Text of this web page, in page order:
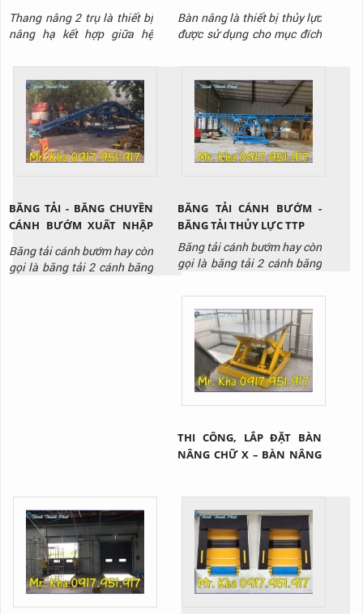
THANG NÂNG CÔNG
NGHIỆP
Thang nâng 2 trụ là thiết bị
nâng hạ kết hợp giữa hệ
cáp kéo để nâng hạ hàng
hóa, trang thiết bị lên cao
tại nhà máy, kho bãi, công
trình xây dựng,...
BÀN NÂNG HÀNG VIỆT
NAM
Bàn nâng là thiết bị thủy lực
được sử dụng cho mục đích
nhà kho, phân xưởng. Bàn
nâng được thiết kế đa dạng
với nhiều loại tải trọng,
chiều cao nâng để phù hợp
với nhiều mục đích sử dụng
khác nhau.
BĂNG TẢI - BĂNG CHUYỀN
CÁNH BƯỚM XUẤT NHẬP
HÀNG THỊNH THÀNH PHÁT
01
Băng tải cánh bướm hay còn
gọi là băng tải 2 cánh băng
BĂNG TẢI CÁNH BƯỚM -
BĂNG TẢI THỦY LỰC TTP
Băng tải cánh bướm hay còn
gọi là băng tải 2 cánh băng
hạ xuống một cách dễ dàng
nhờ vào hệ thống thủy lực
THI CÔNG, LẮP ĐẶT BÀN
NÂNG CHỮ X – BÀN NÂNG